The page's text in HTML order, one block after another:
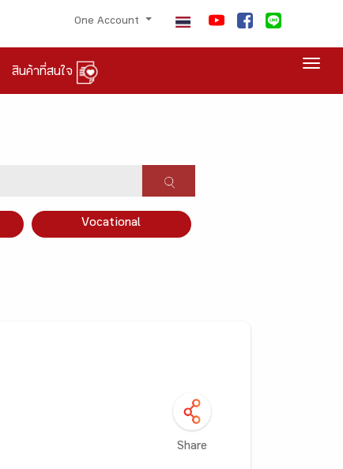
One Account
สินค้าที่สนใจ
Vocational
Share